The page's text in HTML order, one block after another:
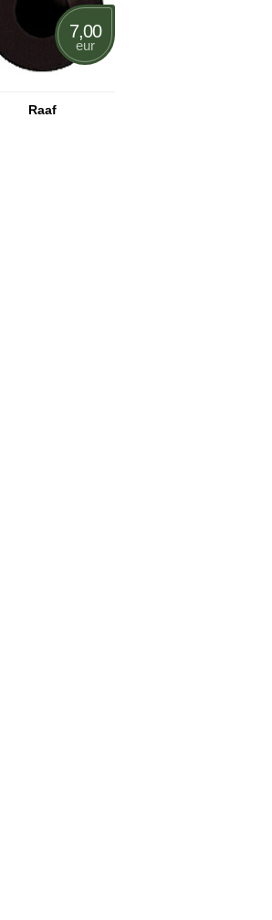
7,00
eur
Raaf